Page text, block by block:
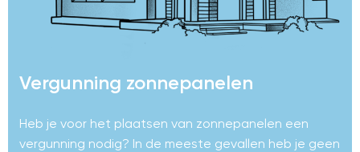
Vergunning zonnepanelen
Heb je voor het plaatsen van zonnepanelen een
vergunning nodig? In de meeste gevallen heb je geen